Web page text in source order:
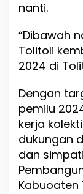
nanti.
“Dibawah
Tolitoli
2024 di
Dengan
pemilu
kerja
dukungan
dan
Kabuoaten